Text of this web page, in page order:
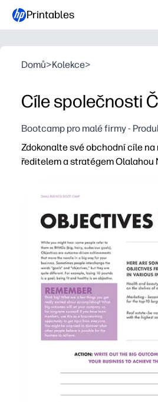
Printables
Domů>Kolekce>
Cíle společnosti
Bootcamp pro malé firmy -
Zdokonalte své obchodní cíle na
ředitelem a stratégem Olalahou